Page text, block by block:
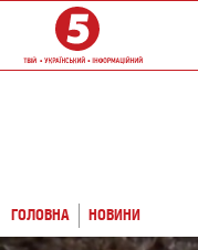
ГОЛОВНА НОВИНИ